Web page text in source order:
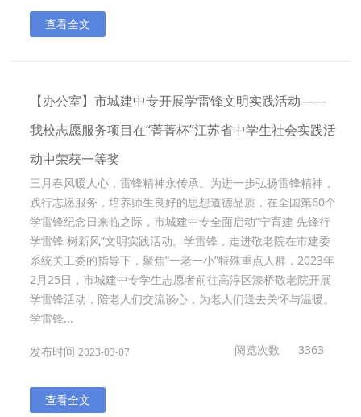
查看全文
【办公室】市城建中专开展学雷锋文明实践活动——
我校志愿服务项目在“菁菁杯”江苏省中学生社会实践活
动中荣获一等奖
三月春风暖人心，雷锋精神永传承。为进一步弘扬雷锋精神，
践行志愿服务，培养师生良好的思想道德品质，在全国第60个
学雷锋纪念日来临之际，市城建中专全面启动“宁育建 先锋行
学雷锋 树新风”文明实践活动。学雷锋，走进敬老院在市建委
系统关工委的指导下，聚焦“一老一小”特殊重点人群，2023年
2月25日，市城建中专学生志愿者前往高淳区漆桥敬老院开展
学雷锋活动，陪老人们交流谈心，为老人们送去关怀与温暖。
学雷锋...
发布时间 2023-03-07 阅览次数 3363
查看全文